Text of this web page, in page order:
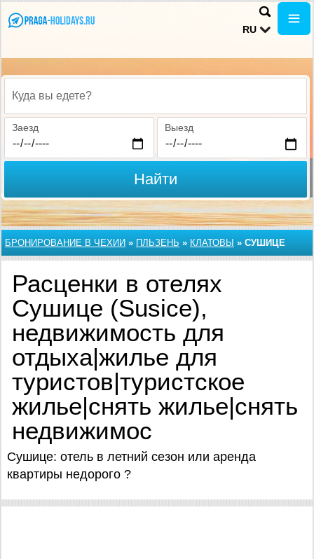
RU
Куда вы едете?
Заезд Выезд
Найти
БРОНИРОВАНИЕ В ЧЕХИИ » ПЛЬЗЕНЬ » КЛАТОВЫ » СУШИЦЕ
Расценки в отелях
Сушице (Susice),
недвижимость для
отдыха|жилье для
туристов|туристское
жилье|снять жилье|снять
недвижимос
Сушице: отель в летний сезон или аренда
квартиры недорого ?